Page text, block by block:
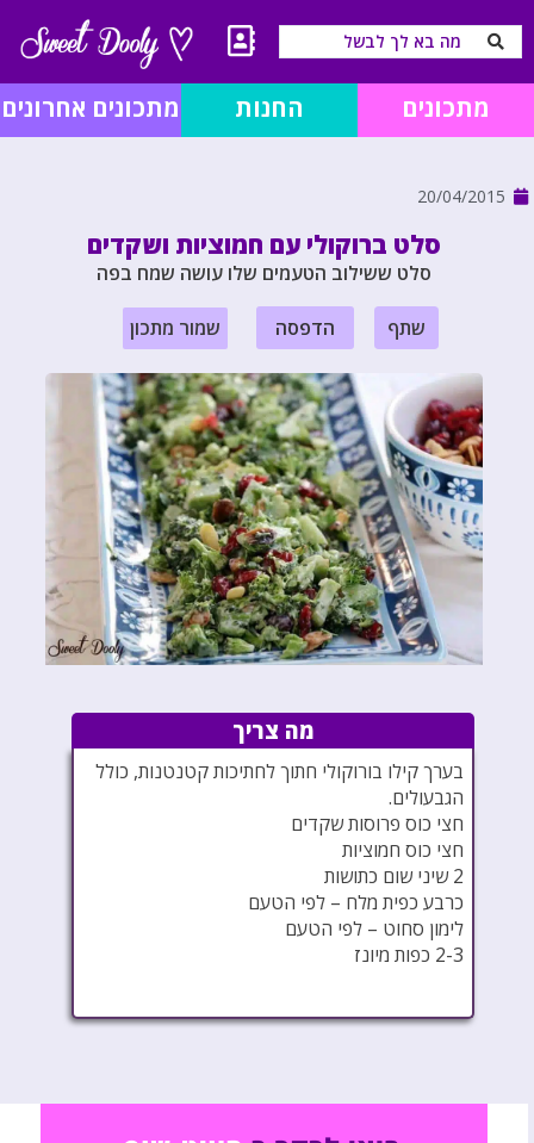
מתכונים החנות מתכונים אחרונים
20/04/2015
סלט ברוקולי עם חמוציות ושקדים
סלט ששילוב הטעמים שלו עושה שמח בפה
שתף הדפסה שמור מתכון
מה צריך
בערך קילו בורוקולי חתוך לחתיכות קטנטנות, כולל
הגבעולים.
חצי כוס פרוסות שקדים
חצי כוס חמוציות
2 שיני שום כתושות
כרבע כפית מלח – לפי הטעם
לימון סחוט – לפי הטעם
2-3 כפות מיונז